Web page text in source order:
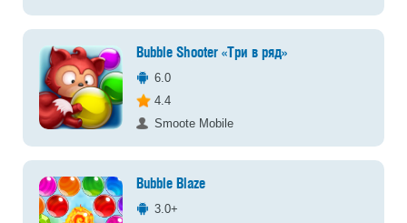
Bubble Shooter «Три в ряд»
6.0
4.4
Smoote Mobile
Bubble Blaze
3.0+